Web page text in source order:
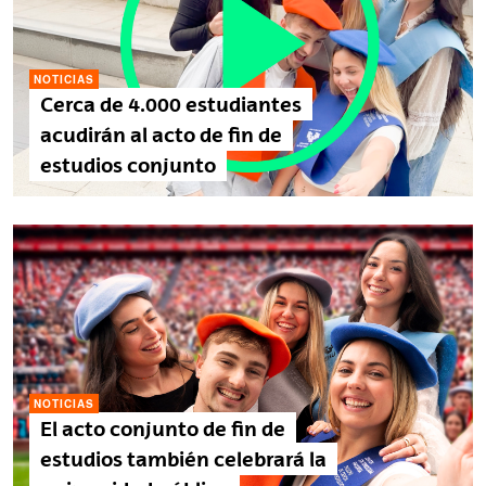
NOTICIAS
Cerca de 4.000 estudiantes
acudirán al acto de fin de
estudios conjunto
NOTICIAS
El acto conjunto de fin de
estudios también celebrará la